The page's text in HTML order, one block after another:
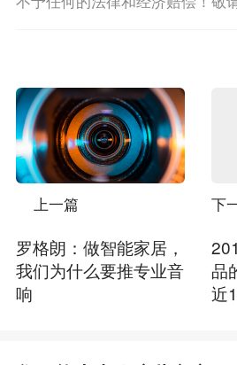
上一篇
罗格朗：做智能家居，
我们为什么要推专业音
响
下
品
近